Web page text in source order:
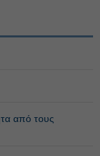
από τους